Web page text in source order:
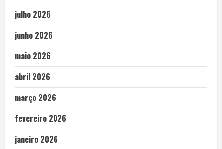
julho 2026
junho 2026
maio 2026
abril 2026
março 2026
fevereiro 2026
janeiro 2026